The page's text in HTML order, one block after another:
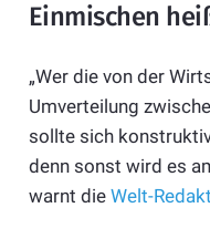
Einmischen
„Wer die von der
Umverteilung
sollte sich
denn sonst wird es
warnt die Welt-